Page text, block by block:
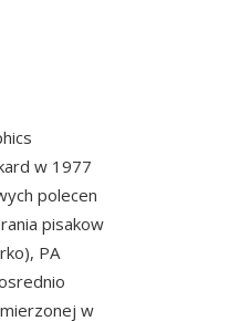
w 1977
polecen
pisakow
PA
w